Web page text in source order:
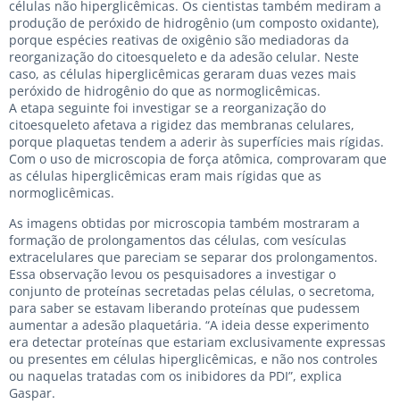
células não hiperglicêmicas. Os cientistas também mediram a
produção de peróxido de hidrogênio (um composto oxidante),
porque espécies reativas de oxigênio são mediadoras da
reorganização do citoesqueleto e da adesão celular. Neste
caso, as células hiperglicêmicas geraram duas vezes mais
peróxido de hidrogênio do que as normoglicêmicas.
A etapa seguinte foi investigar se a reorganização do
citoesqueleto afetava a rigidez das membranas celulares,
porque plaquetas tendem a aderir às superfícies mais rígidas.
Com o uso de microscopia de força atômica, comprovaram que
as células hiperglicêmicas eram mais rígidas que as
normoglicêmicas.
As imagens obtidas por microscopia também mostraram a
formação de prolongamentos das células, com vesículas
extracelulares que pareciam se separar dos prolongamentos.
Essa observação levou os pesquisadores a investigar o
conjunto de proteínas secretadas pelas células, o secretoma,
para saber se estavam liberando proteínas que pudessem
aumentar a adesão plaquetária. “A ideia desse experimento
era detectar proteínas que estariam exclusivamente expressas
ou presentes em células hiperglicêmicas, e não nos controles
ou naquelas tratadas com os inibidores da PDI”, explica
Gaspar.